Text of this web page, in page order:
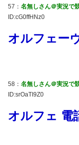
57： 名無しさん＠実況で
ID:cG0ffHNz0
オルフェー
58： 名無しさん＠実況で
ID:srOaTI9Z0
オルフェ 電